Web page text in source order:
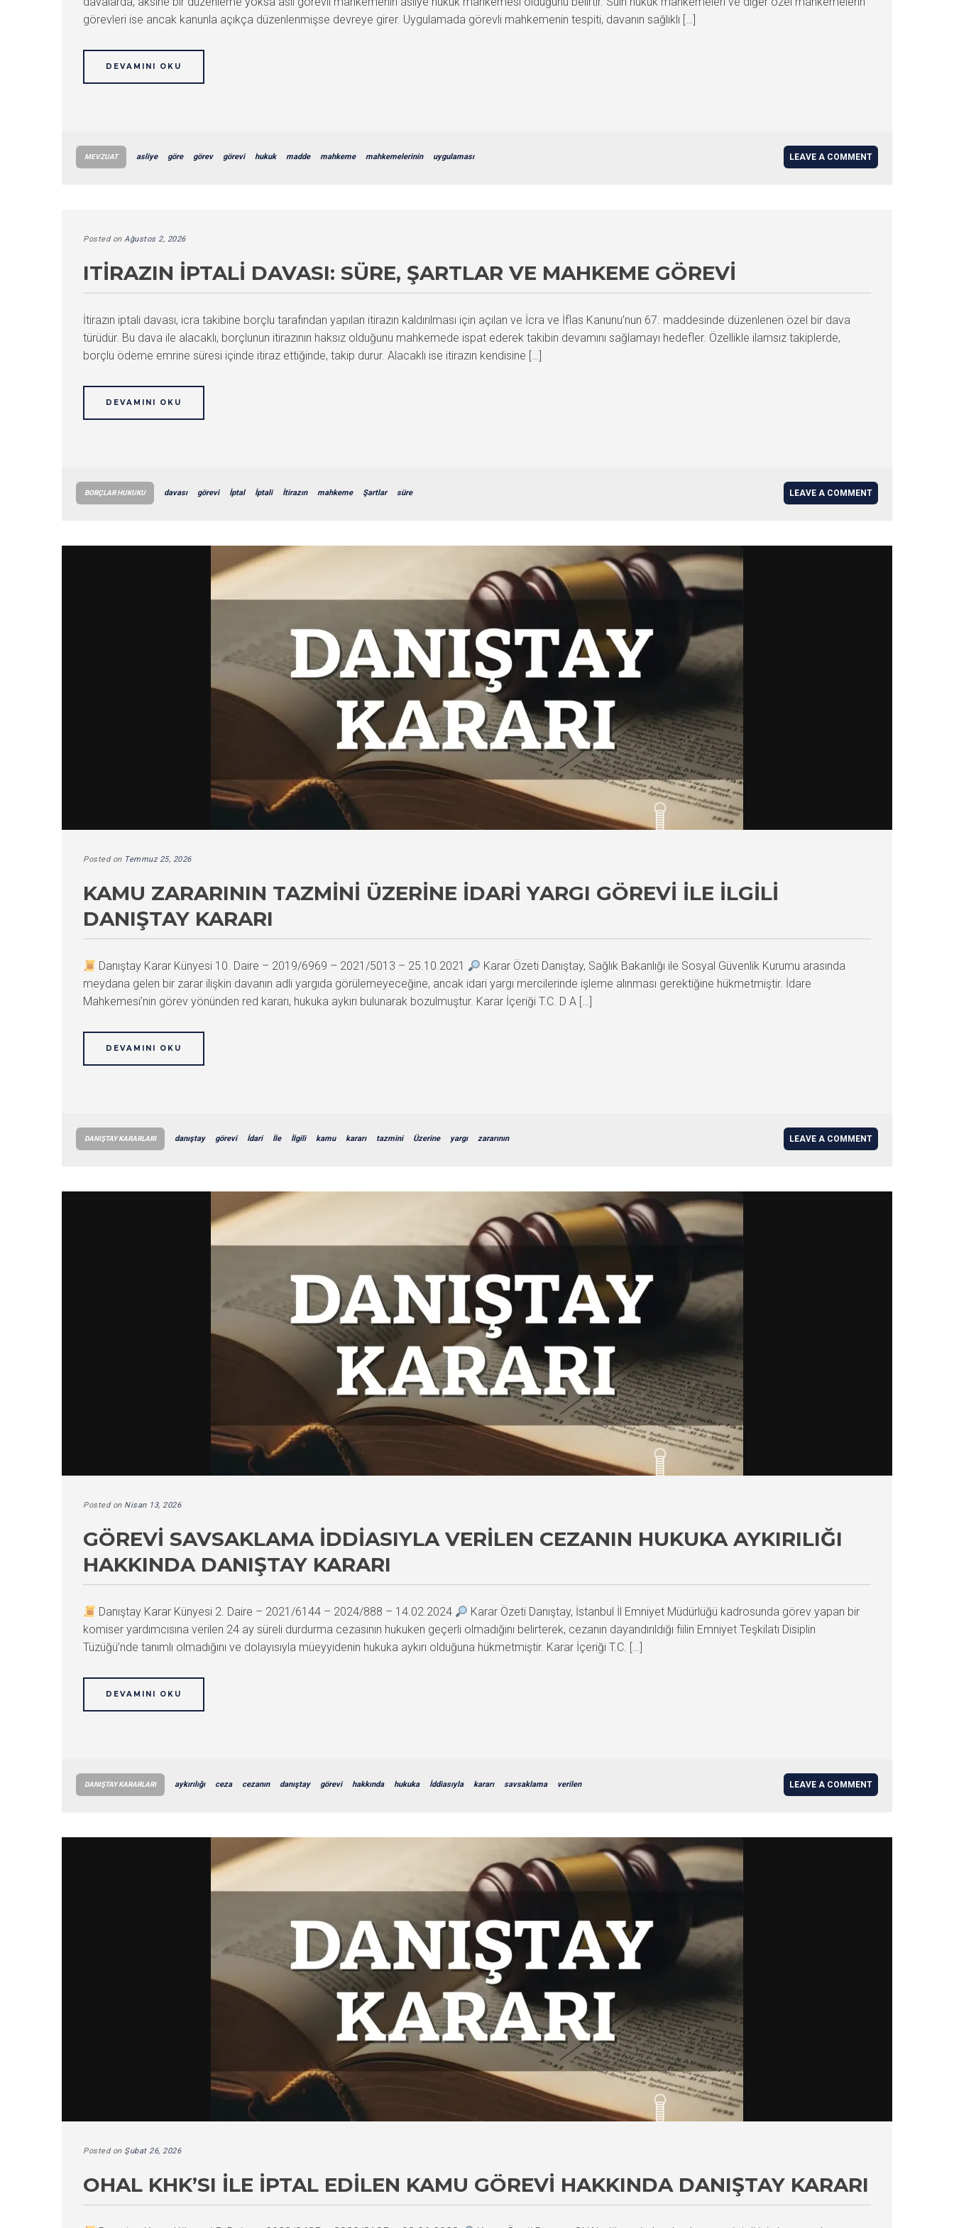
görevleri ise ancak kanunla açıkça düzenlenmişse devreye girer. Uygulamada görevli mahkemenin tespiti, davanın sağlıklı […]
DEVAMINI OKU
MEVZUAT asliye göre görev görevi hukuk madde mahkeme mahkemelerinin uygulaması LEAVE A COMMENT
Posted on Ağustos 2, 2026
ITIRAZIN İPTALI DAVASI: SÜRE, ŞARTLAR VE MAHKEME GÖREVI
İtirazın iptali davası, icra takibine borçlu tarafından yapılan itirazın kaldırılması için açılan ve İcra ve İflas Kanunu’nun 67. maddesinde düzenlenen özel bir dava
türüdür. Bu dava ile alacaklı, borçlunun itirazının haksız olduğunu mahkemede ispat ederek takibin devamını sağlamayı hedefler. Özellikle ilamsız takiplerde,
borçlu ödeme emrine süresi içinde itiraz ettiğinde, takip durur. Alacaklı ise itirazın kendisine […]
DEVAMINI OKU
BORÇLAR HUKUKU davası görevi İptal İptali İtirazın mahkeme Şartlar süre LEAVE A COMMENT
Posted on Temmuz 25, 2026
KAMU ZARARININ TAZMINI ÜZERINE İDARI YARGI GÖREVI İLE İLGILI
DANIŞTAY KARARI
Danıştay Karar Künyesi 10. Daire – 2019/6969 – 2021/5013 – 25.10.2021
Karar Özeti Danıştay, Sağlık Bakanlığı ile Sosyal Güvenlik Kurumu arasında
meydana gelen bir zarar ilişkin davanın adli yargıda görülemeyeceğine, ancak idari yargı mercilerinde işleme alınması gerektiğine hükmetmiştir. İdare
Mahkemesi’nin görev yönünden red kararı, hukuka aykırı bulunarak bozulmuştur. Karar İçeriği T.C. D A […]
DEVAMINI OKU
DANIŞTAY KARARLARI danıştay görevi İdari İle İlgili kamu kararı tazmini Üzerine yargı zararının LEAVE A COMMENT
Posted on Nisan 13, 2026
GÖREVI SAVSAKLAMA İDDIASIYLA VERILEN CEZANIN HUKUKA AYKIRILIĞI
HAKKINDA DANIŞTAY KARARI
Danıştay Karar Künyesi 2. Daire – 2021/6144 – 2024/888 – 14.02.2024
Karar Özeti Danıştay, İstanbul İl Emniyet Müdürlüğü kadrosunda görev yapan bir
komiser yardımcısına verilen 24 ay süreli durdurma cezasının hukuken geçerli olmadığını belirterek, cezanın dayandırıldığı fiilin Emniyet Teşkilatı Disiplin
Tüzüğü’nde tanımlı olmadığını ve dolayısıyla müeyyidenin hukuka aykırı olduğuna hükmetmiştir. Karar İçeriği T.C. […]
DEVAMINI OKU
DANIŞTAY KARARLARI aykırılığı ceza cezanın danıştay görevi hakkında hukuka İddiasıyla kararı savsaklama verilen LEAVE A COMMENT
Posted on Şubat 26, 2026
OHAL KHK’SI ILE İPTAL EDILEN KAMU GÖREVI HAKKINDA DANIŞTAY KARARI